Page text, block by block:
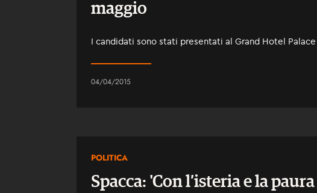
maggio
I candidati sono stati presentati al Grand Hotel Palace
04/04/2015
POLITICA
Spacca: 'Con l’isteria e la